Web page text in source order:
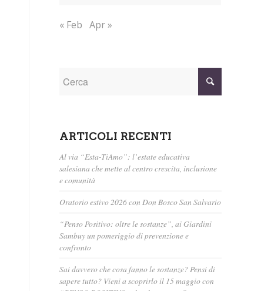
« Feb Apr »
ARTICOLI RECENTI
Al via “Esta-TiAmo”: l’estate educativa
salesiana che mette al centro crescita, inclusione
e comunità
Oratorio estivo 2026 con Don Bosco San Salvario
“Penso Positivo: oltre le sostanze”, ai Giardini
Sambuy un pomeriggio di prevenzione e
confronto
Sai davvero che cosa fanno le sostanze? Pensi di
sapere tutto? Vieni a scoprirlo il 15 maggio con